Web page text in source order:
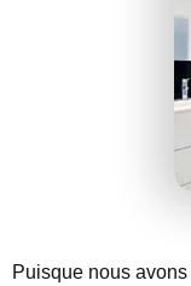
Puisque nous